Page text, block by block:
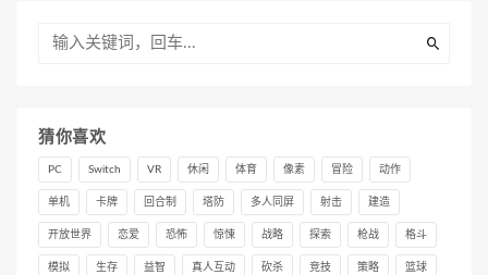
猜你喜欢
PC Switch VR 休闲 体育 像素 冒险 动作
单机 卡牌 回合制 塔防 多人同屏 射击 建造
开放世界 恋爱 恐怖 惊悚 战略 探索 枪战 格斗
模拟 生存 益智 真人互动 砍杀 竞技 策略 篮球